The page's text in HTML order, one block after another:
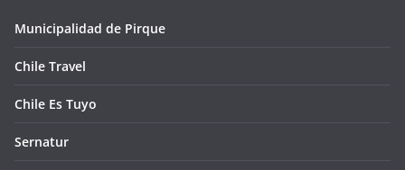
Municipalidad de Pirque
Chile Travel
Chile Es Tuyo
Sernatur